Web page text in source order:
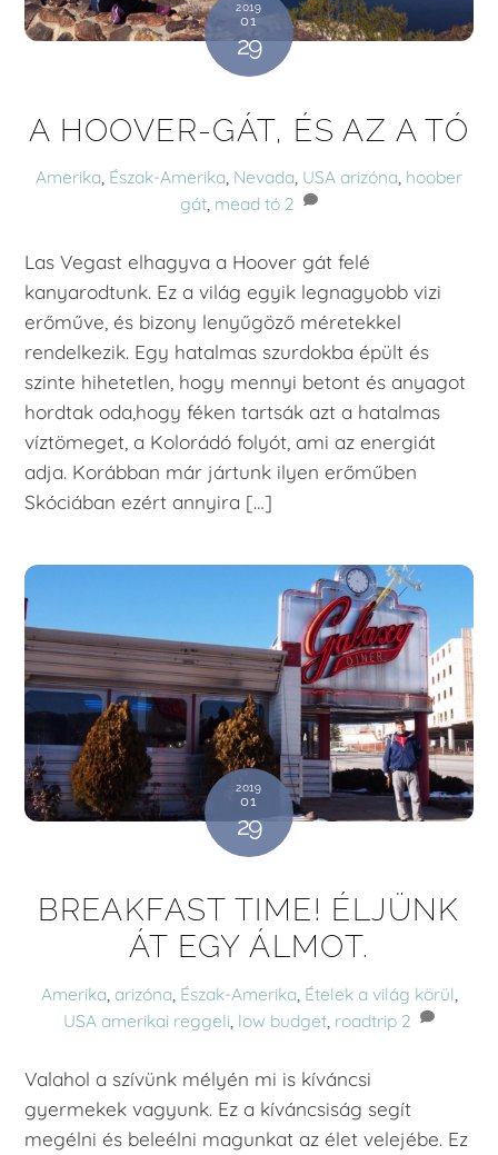
2019
01
29
A HOOVER-GÁT, ÉS AZ A TÓ
Amerika, Észak-Amerika, Nevada, USA arizóna, hoober
gát, mead tó 2
Las Vegast elhagyva a Hoover gát felé
kanyarodtunk. Ez a világ egyik legnagyobb vizi
erőműve, és bizony lenyűgöző méretekkel
rendelkezik. Egy hatalmas szurdokba épült és
szinte hihetetlen, hogy mennyi betont és anyagot
hordtak oda,hogy féken tartsák azt a hatalmas
víztömeget, a Kolorádó folyót, ami az energiát
adja. Korábban már jártunk ilyen erőműben
Skóciában ezért annyira […]
2019
01
29
BREAKFAST TIME! ÉLJÜNK
ÁT EGY ÁLMOT.
Amerika, arizóna, Észak-Amerika, Ételek a világ körül,
USA amerikai reggeli, low budget, roadtrip 2
Valahol a szívünk mélyén mi is kíváncsi
gyermekek vagyunk. Ez a kíváncsiság segít
megélni és beleélni magunkat az élet velejébe. Ez